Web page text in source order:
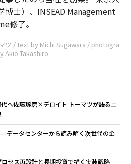
博士）、INSEAD Management
修了。
ツ / text by Michi Sugawara / photogra
Akio Takashiro
へ――佐藤琢磨×デロイト トーマツが語るニ
データセンターから読み解く次世代の企
ロセス再設計と長期投資で描く実装戦略